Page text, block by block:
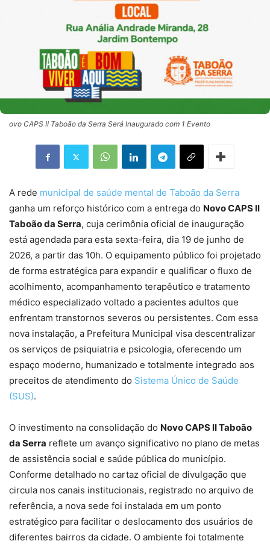
ovo CAPS II Taboão da Serra Será Inaugurado com 1 Evento
A rede municipal de saúde mental de Taboão da Serra
ganha um reforço histórico com a entrega do Novo CAPS II
Taboão da Serra, cuja cerimônia oficial de inauguração
está agendada para esta sexta-feira, dia 19 de junho de
2026, a partir das 10h. O equipamento público foi projetado
de forma estratégica para expandir e qualificar o fluxo de
acolhimento, acompanhamento terapêutico e tratamento
médico especializado voltado a pacientes adultos que
enfrentam transtornos severos ou persistentes. Com essa
nova instalação, a Prefeitura Municipal visa descentralizar
os serviços de psiquiatria e psicologia, oferecendo um
espaço moderno, humanizado e totalmente integrado aos
preceitos de atendimento do Sistema Único de Saúde
(SUS).
O investimento na consolidação do Novo CAPS II Taboão
da Serra reflete um avanço significativo no plano de metas
de assistência social e saúde pública do município.
Conforme detalhado no cartaz oficial de divulgação que
circula nos canais institucionais, registrado no arquivo de
referência, a nova sede foi instalada em um ponto
estratégico para facilitar o deslocamento dos usuários de
diferentes bairros da cidade. O ambiente foi totalmente